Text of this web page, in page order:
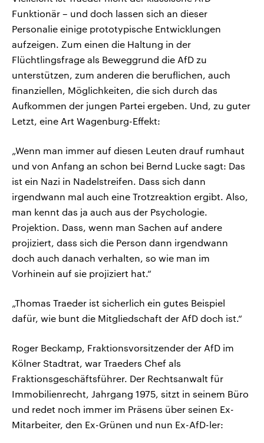
Funktionär – und doch lassen sich an dieser
Personalie einige prototypische Entwicklungen
aufzeigen. Zum einen die Haltung in der
Flüchtlingsfrage als Beweggrund die AfD zu
unterstützen, zum anderen die beruflichen, auch
finanziellen, Möglichkeiten, die sich durch das
Aufkommen der jungen Partei ergeben. Und, zu guter
Letzt, eine Art Wagenburg-Effekt:
„Wenn man immer auf diesen Leuten drauf rumhaut
und von Anfang an schon bei Bernd Lucke sagt: Das
ist ein Nazi in Nadelstreifen. Dass sich dann
irgendwann mal auch eine Trotzreaktion ergibt. Also,
man kennt das ja auch aus der Psychologie.
Projektion. Dass, wenn man Sachen auf andere
projiziert, dass sich die Person dann irgendwann
doch auch danach verhalten, so wie man im
Vorhinein auf sie projiziert hat.“
„Thomas Traeder ist sicherlich ein gutes Beispiel
dafür, wie bunt die Mitgliedschaft der AfD doch ist.“
Roger Beckamp, Fraktionsvorsitzender der AfD im
Kölner Stadtrat, war Traeders Chef als
Fraktionsgeschäftsführer. Der Rechtsanwalt für
Immobilienrecht, Jahrgang 1975, sitzt in seinem Büro
und redet noch immer im Präsens über seinen Ex-
Mitarbeiter, den Ex-Grünen und nun Ex-AfD-ler: